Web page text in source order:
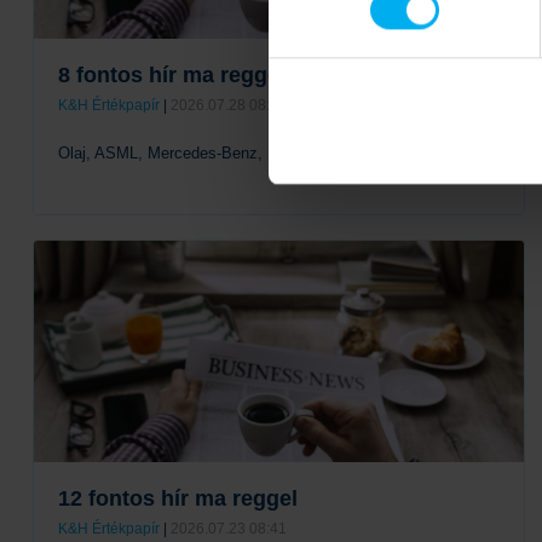
8 fontos hír ma reggel
K&H Értékpapír 2026.07.28 08:34
Olaj, ASML, Mercedes-Benz, LVMH
Tovább
12 fontos hír ma reggel
K&H Értékpapír | 2026.07.23 08:41